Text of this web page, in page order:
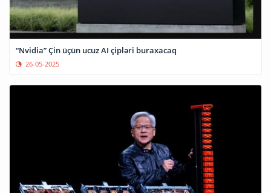
“Nvidia” Çin üçün ucuz AI çipləri buraxacaq
26-05-2025